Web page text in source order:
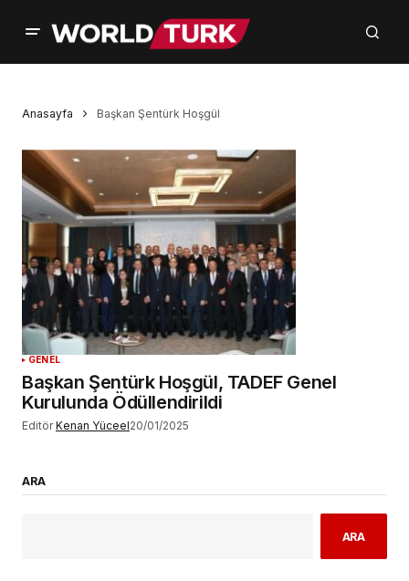
Anasayfa Başkan Şentürk Hoşgül
GENEL
Başkan Şentürk Hoşgül, TADEF Genel
Kurulunda Ödüllendirildi
Editör Kenan Yüceel20/01/2025
ARA
ARA